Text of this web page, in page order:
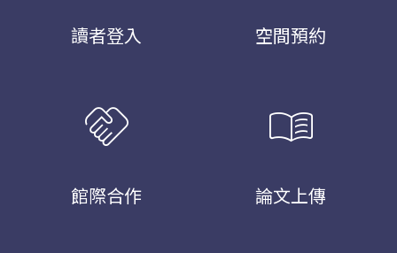
讀者登入 空間預約
handshake
館際合作
menu_book
論文上傳